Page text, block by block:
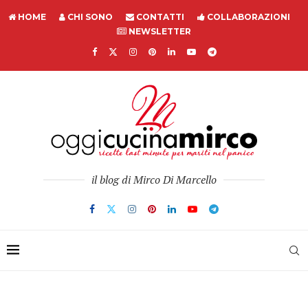
HOME CHI SONO CONTATTI
COLLABORAZIONI
NEWSLETTER
il blog di Mirco Di Marcello